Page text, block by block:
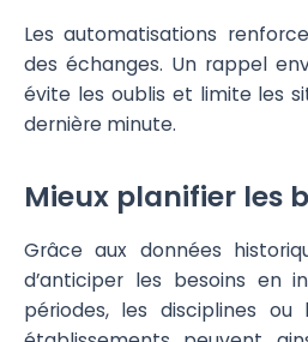
Les automatisations
des échanges. Un rappel
évite les oublis et limite les
dernière minute.
Mieux planifier les
Grâce aux données
d’anticiper les besoins en
périodes, les disciplines ou